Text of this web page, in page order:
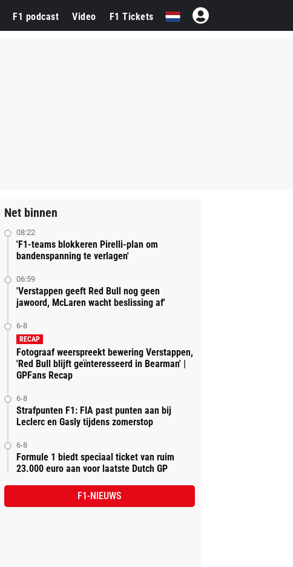
F1 podcast Video F1 Tickets
Net binnen
08:22
'F1-teams blokkeren Pirelli-plan om
bandenspanning te verlagen'
06:59
'Verstappen geeft Red Bull nog geen
jawoord, McLaren wacht beslissing af'
6-8
RECAP
Fotograaf weerspreekt bewering Verstappen,
'Red Bull blijft geïnteresseerd in Bearman' |
GPFans Recap
6-8
Strafpunten F1: FIA past punten aan bij
Leclerc en Gasly tijdens zomerstop
6-8
Formule 1 biedt speciaal ticket van ruim
23.000 euro aan voor laatste Dutch GP
F1-NIEUWS